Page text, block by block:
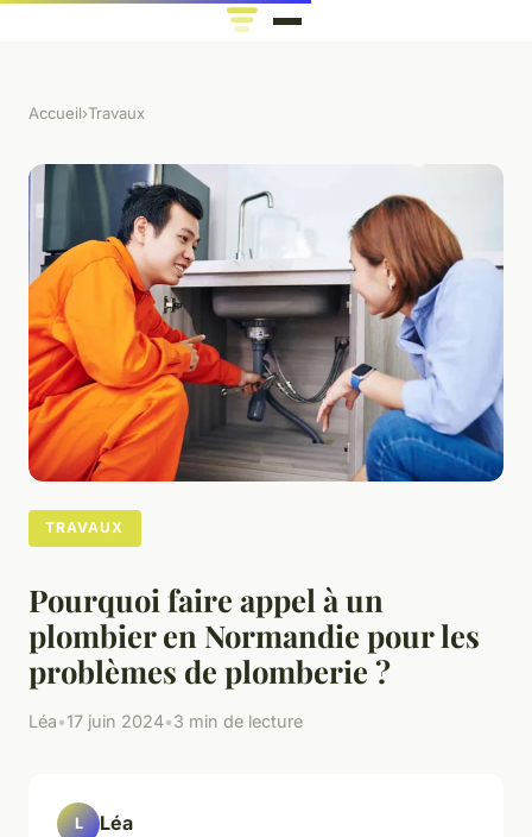
Accueil›Travaux
TRAVAUX
Pourquoi faire appel à un
plombier en Normandie pour les
problèmes de plomberie ?
Léa•17 juin 2024•3 min de lecture
L Léa